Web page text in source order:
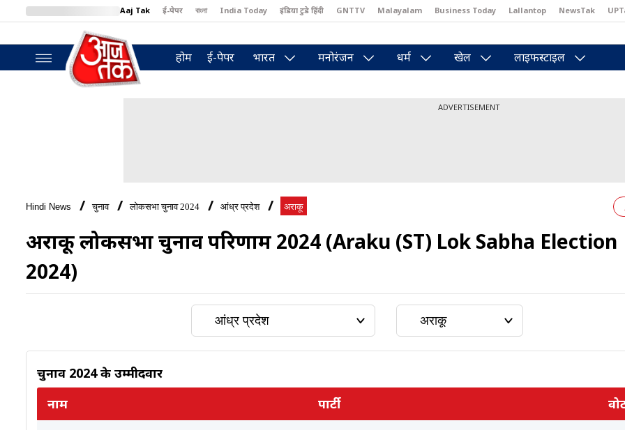
Aaj Tak ई-पेपर বাংলা India Today इंडिया टुडे हिंदी GNTTV Malayalam Business Today Lallantop NewsTak
BT Bazaar
होम ई-पेपर भारत मनोरंजन धर्म खेल लाइफस्टाइल
ADVERTISEMENT
Hindi News चुनाव लोकसभा चुनाव 2024 आंध्र प्रदेश अराकू
अराकू लोकसभा चुनाव परिणाम 2024 (Araku (ST) Lok Sabha Election
2024)
चुनाव 2024 के उम्मीदवार
नाम
पार्टी